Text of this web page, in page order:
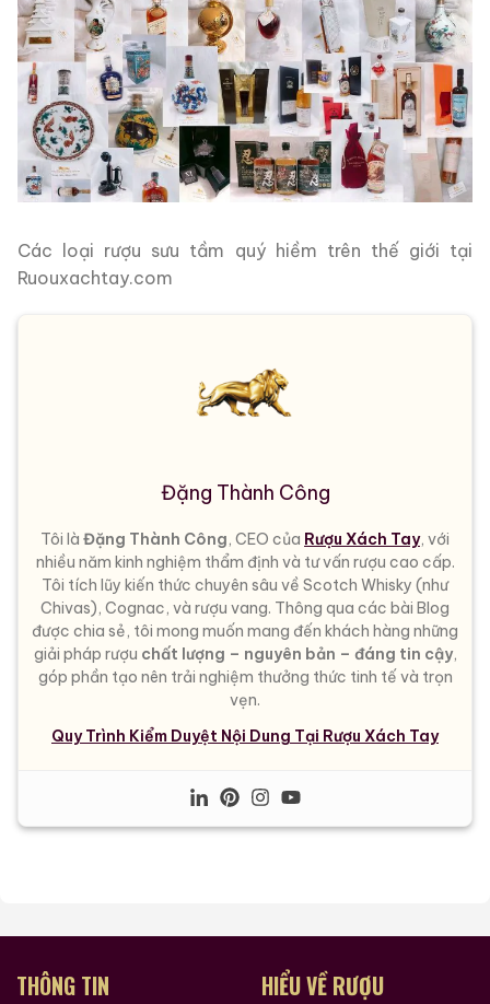
Các loại rượu sưu tầm quý hiềm trên thế giới tại
Ruouxachtay.com
Đặng Thành Công
Tôi là Đặng Thành Công, CEO của Rượu Xách Tay, với
nhiều năm kinh nghiệm thẩm định và tư vấn rượu cao cấp.
Tôi tích lũy kiến thức chuyên sâu về Scotch Whisky (như
Chivas), Cognac, và rượu vang. Thông qua các bài Blog
được chia sẻ, tôi mong muốn mang đến khách hàng những
giải pháp rượu chất lượng – nguyên bản – đáng tin cậy,
góp phần tạo nên trải nghiệm thưởng thức tinh tế và trọn
vẹn.
Quy Trình Kiểm Duyệt Nội Dung Tại Rượu Xách Tay
THÔNG TIN HIỂU VỀ RƯỢU